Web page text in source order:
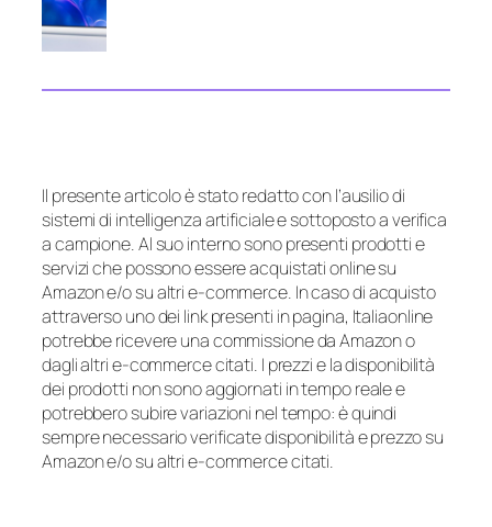
Il presente articolo è stato redatto con l’ausilio di
sistemi di intelligenza artificiale e sottoposto a verifica
a campione. Al suo interno sono presenti prodotti e
servizi che possono essere acquistati online su
Amazon e/o su altri e-commerce. In caso di acquisto
attraverso uno dei link presenti in pagina, Italiaonline
potrebbe ricevere una commissione da Amazon o
dagli altri e-commerce citati. I prezzi e la disponibilità
dei prodotti non sono aggiornati in tempo reale e
potrebbero subire variazioni nel tempo: è quindi
sempre necessario verificate disponibilità e prezzo su
Amazon e/o su altri e-commerce citati.